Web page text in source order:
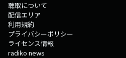
聴取について
配信エリア
利用規約
プライバシーポリシー
ライセンス情報
radiko news